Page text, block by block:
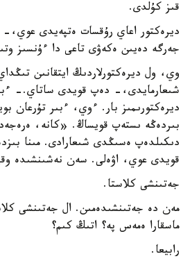
قىز كۇلدى.
ديرەكتور اعاي رۇقسات ەتپەيدى
جەرگە دەيىن ەكەۋى تاعى دا ءۇنسىز
وي، ول ديرەكتورلاردىڭ ايتقانىن
شىعارمايدى،- دەپ قويدى ساتاي.-
ديرەكتورىمىز بار. ءوي، ءبىر تۇرعان
بىردەڭە ىستەپ قويساڭ. «كانە،
دىكىلدەپ ەسىڭدى شىعارادى. مىنا
قويدى عوي، اۋەلى. سەن نەشىنشىدە
جەتىنشى كلاستا.
مەن دە جەتىنشىدەمىن. ال جەتىنشى
ماسقارا ەمەس پە؟ اتىڭ كىم؟
رابيعا.